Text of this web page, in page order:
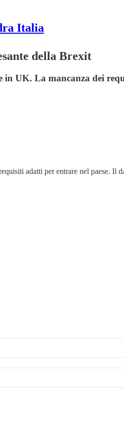
Italia
della Brexit
in UK. La mancanza dei
adatti per entrare nel paese. Il